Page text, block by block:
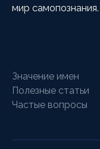
мир самопознания.
Значение имен
Полезные статьи
Частые вопросы